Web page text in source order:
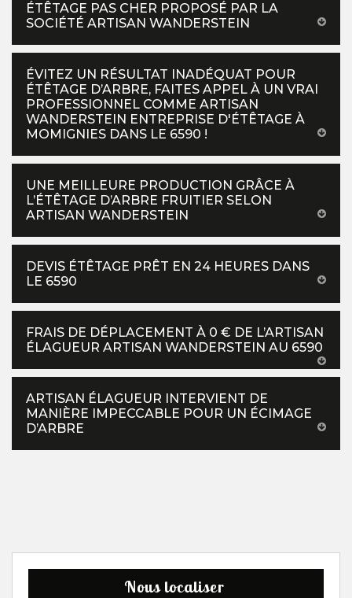
ÉTÊTAGE PAS CHER PROPOSÉ PAR LA
SOCIÉTÉ ARTISAN WANDERSTEIN
ÉVITEZ UN RÉSULTAT INADÉQUAT POUR
ÉTÊTAGE D’ARBRE, FAITES APPEL À UN VRAI
PROFESSIONNEL COMME ARTISAN
WANDERSTEIN ENTREPRISE D'ÉTÊTAGE À
MOMIGNIES DANS LE 6590 !
UNE MEILLEURE PRODUCTION GRÂCE À
L’ÉTÊTAGE D’ARBRE FRUITIER SELON
ARTISAN WANDERSTEIN
DEVIS ÉTÊTAGE PRÊT EN 24 HEURES DANS
LE 6590
FRAIS DE DÉPLACEMENT À 0 € DE L’ARTISAN
ÉLAGUEUR ARTISAN WANDERSTEIN AU 6590
ARTISAN ÉLAGUEUR INTERVIENT DE
MANIÈRE IMPECCABLE POUR UN ÉCIMAGE
D’ARBRE
Nous localiser